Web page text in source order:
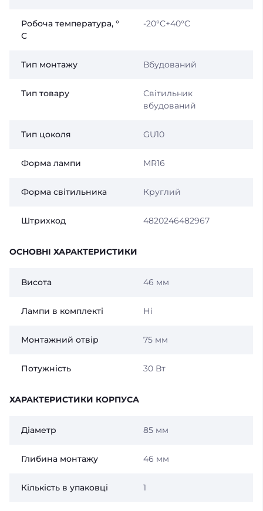
Робоча температура, °
С
-20°C+40°C
Тип монтажу Вбудований
Тип товару
Світильник
вбудований
Тип цоколя GU10
Форма лампи MR16
Форма світильника Круглий
Штрихкод 4820246482967
ОСНОВНІ ХАРАКТЕРИСТИКИ
Висота 46 мм
Лампи в комплекті Ні
Монтажний отвір 75 мм
Потужність 30 Вт
ХАРАКТЕРИСТИКИ КОРПУСА
Діаметр 85 мм
Глибина монтажу 46 мм
Кількість в упаковці 1